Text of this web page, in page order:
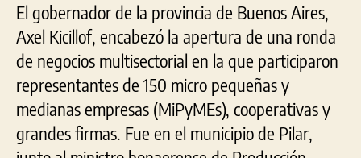
El gobernador de la provincia de Buenos Aires,
Axel Kicillof, encabezó la apertura de una ronda
de negocios multisectorial en la que participaron
representantes de 150 micro pequeñas y
medianas empresas (MiPyMEs), cooperativas y
grandes firmas. Fue en el municipio de Pilar,